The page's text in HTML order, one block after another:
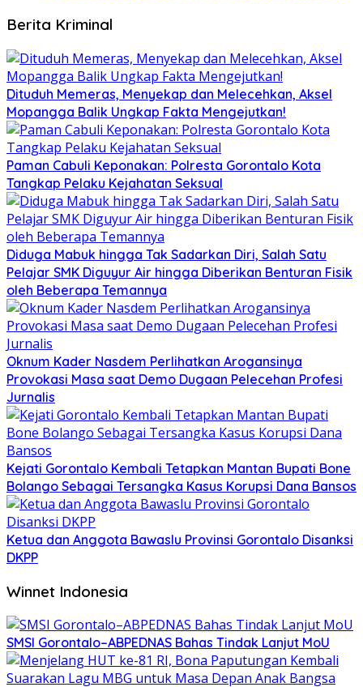
Berita Kriminal
Dituduh Memeras, Menyekap dan Melecehkan, Aksel
Mopangga Balik Ungkap Fakta Mengejutkan!
Paman Cabuli Keponakan: Polresta Gorontalo Kota
Tangkap Pelaku Kejahatan Seksual
Diduga Mabuk hingga Tak Sadarkan Diri, Salah Satu
Pelajar SMK Diguyur Air hingga Diberikan Benturan Fisik
oleh Beberapa Temannya
Oknum Kader Nasdem Perlihatkan Arogansinya
Provokasi Masa saat Demo Dugaan Pelecehan Profesi
Jurnalis
Kejati Gorontalo Kembali Tetapkan Mantan Bupati Bone
Bolango Sebagai Tersangka Kasus Korupsi Dana Bansos
Ketua dan Anggota Bawaslu Provinsi Gorontalo Disanksi
DKPP
Winnet Indonesia
SMSI Gorontalo–ABPEDNAS Bahas Tindak Lanjut MoU